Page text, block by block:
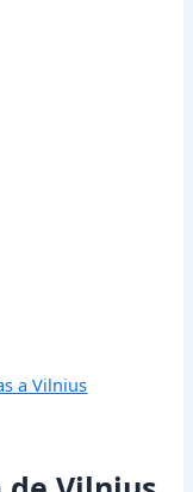
a Vilnius